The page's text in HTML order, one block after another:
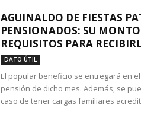
AGUINALDO DE FIESTAS
PENSIONADOS: SU MONTO
REQUISITOS PARA
DATO ÚTIL
El popular beneficio se entregará en
pensión de dicho mes. Además, se
caso de tener cargas familiares